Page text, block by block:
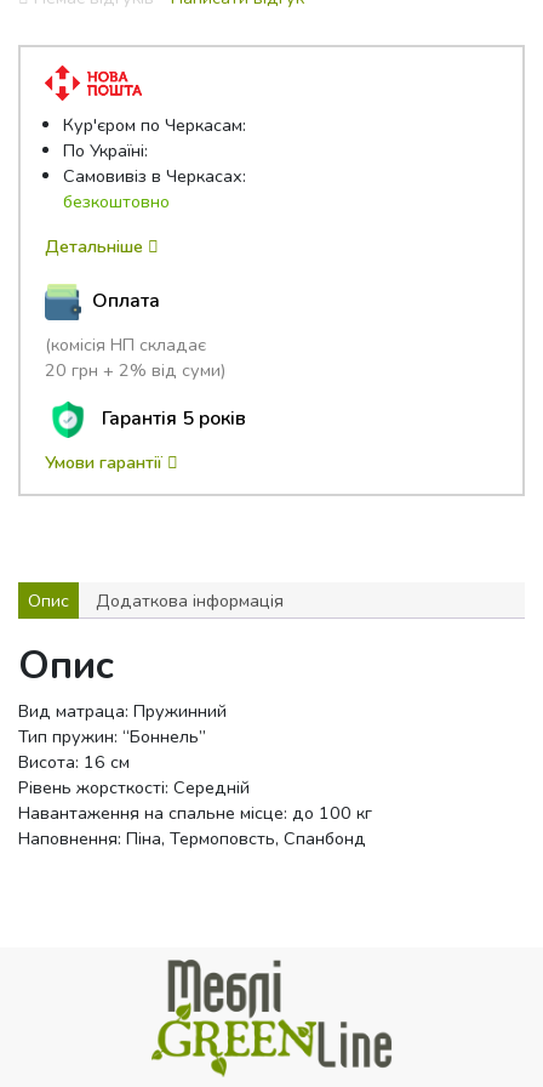
out
5
Кур'єром по Черкасам:
По Україні:
Самовивіз в Черкасах:
безкоштовно
Детальніше
Оплата
(комісія НП складає
20 грн + 2% від суми)
Гарантія 5 років
Умови гарантії
Опис Додаткова інформація
Опис
Вид матраца: Пружинний
Тип пружин: “Боннель”
Висота: 16 см
Рівень жорсткості: Середній
Навантаження на спальне місце: до 100 кг
Наповнення: Піна, Термоповсть, Спанбонд